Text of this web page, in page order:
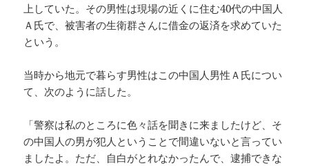
上していた。その男性は現場の近くに住む40代の中国人
Ａ氏で、被害者の生衛群さんに借金の返済を求めていた
という。
当時から地元で暮らす男性はこの中国人男性Ａ氏につい
て、次のように話した。
「警察は私のところに色々話を聞きに来ましたけど、そ
の中国人の男が犯人ということで間違いないと言ってい
ましたよ。ただ、自白がとれなかったんで、逮捕できな